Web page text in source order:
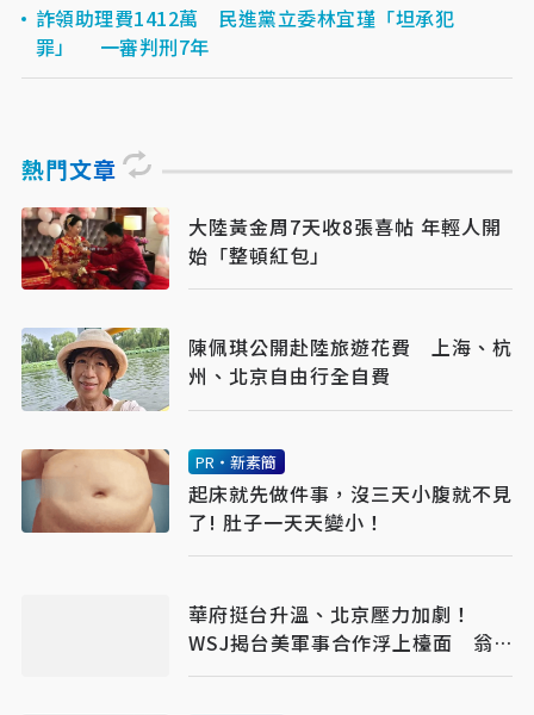
詐領助理費1412萬 民進黨立委林宜瑾「坦承犯
罪」 一審判刑7年
熱門文章
大陸黃金周7天收8張喜帖 年輕人開
始「整頓紅包」
陳佩琪公開赴陸旅遊花費 上海、杭
州、北京自由行全自費
PR・新素簡
起床就先做件事，沒三天小腹就不見
了! 肚子一天天變小！
華府挺台升溫、北京壓力加劇！
WSJ揭台美軍事合作浮上檯面 翁
履中：台灣更要算清安全成本